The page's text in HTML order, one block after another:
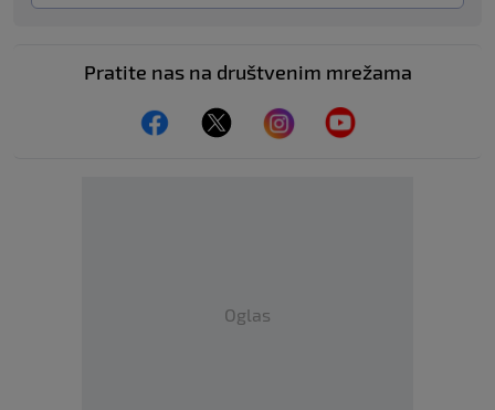
Pratite nas na društvenim mrežama
Oglas